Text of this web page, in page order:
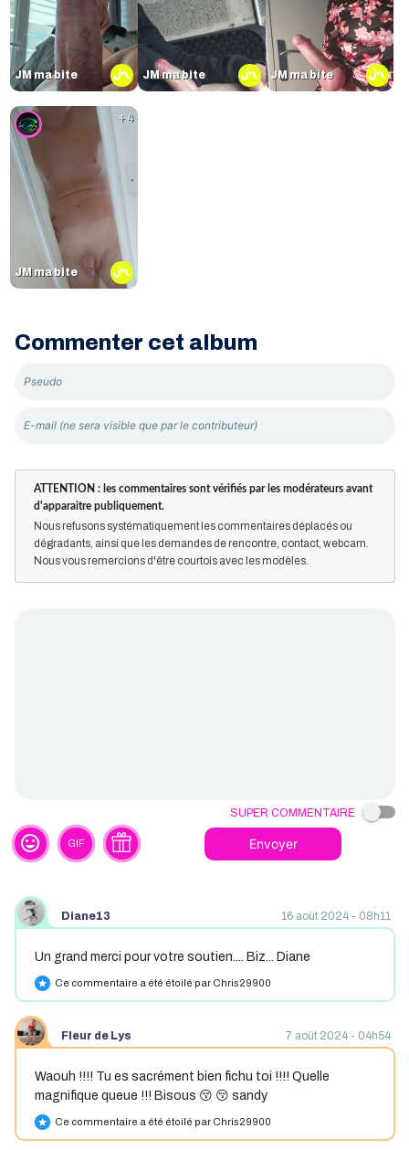
JM ma bite JM ma bite JM ma bite
+ 4
JM ma bite
Commenter cet album
ATTENTION : les commentaires sont vérifiés par les modérateurs avant
d'apparaitre publiquement.
Nous refusons systématiquement les commentaires déplacés ou
dégradants, ainsi que les demandes de rencontre, contact, webcam.
Nous vous remercions d'être courtois avec les modèles.
tag_faces GIF
Super commentaire
Envoyer
Diane13 16 août 2024 - 08h11
Un grand merci pour votre soutien.... Biz... Diane
star Ce commentaire a été étoilé par Chris29900
Fleur de Lys 7 août 2024 - 04h54
Waouh !!!! Tu es sacrément bien fichu toi !!!! Quelle
magnifique queue !!! Bisous 😚 😚 sandy
star Ce commentaire a été étoilé par Chris29900